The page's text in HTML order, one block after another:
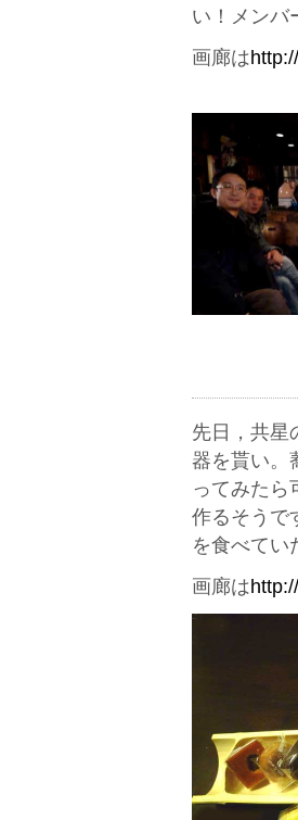
い！メンバ
画廊は
先日，共星
器を貰い。
ってみたら
作るそうで
を食べてい
画廊は